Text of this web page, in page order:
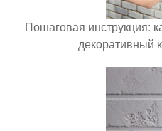
Пошаговая инструкция:
декоративный